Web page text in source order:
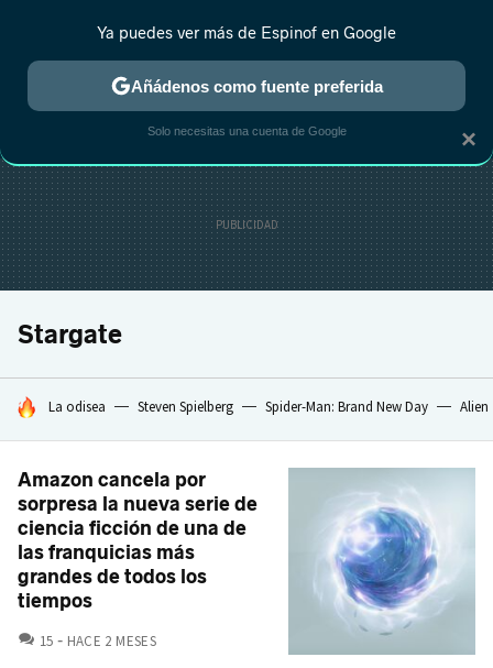
ESTRENOS REALITY ANIME RANKINGS CINE
Stargate
HOY SE HABLA DE
La odisea Steven Spielberg Spider-Man: Brand New Day Alien
Amazon cancela por
sorpresa la nueva serie de
ciencia ficción de una de
las franquicias más
grandes de todos los
tiempos
15 COMENTARIOS
HACE 2 MESES
×
Ya puedes ver más de Espinof en Google
Añádenos como fuente preferida
Solo necesitas una cuenta de Google